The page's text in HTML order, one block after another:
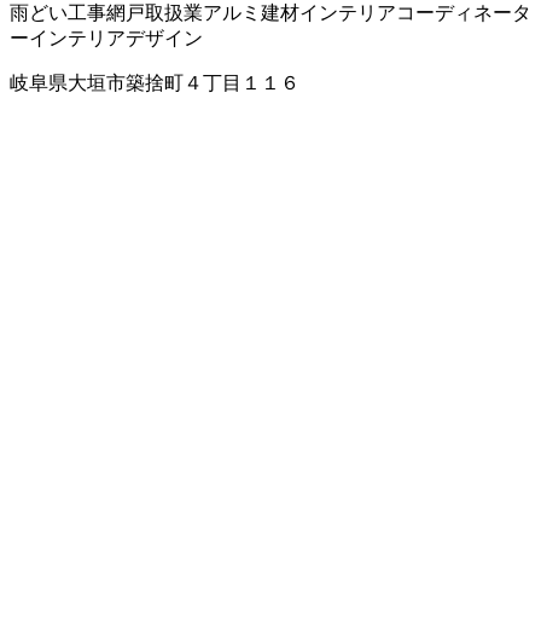
雨どい工事網戸取扱業アルミ建材インテリアコーディネータ
ーインテリアデザイン
岐阜県大垣市築捨町４丁目１１６